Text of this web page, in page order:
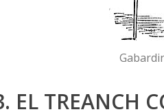
EL TREANCH